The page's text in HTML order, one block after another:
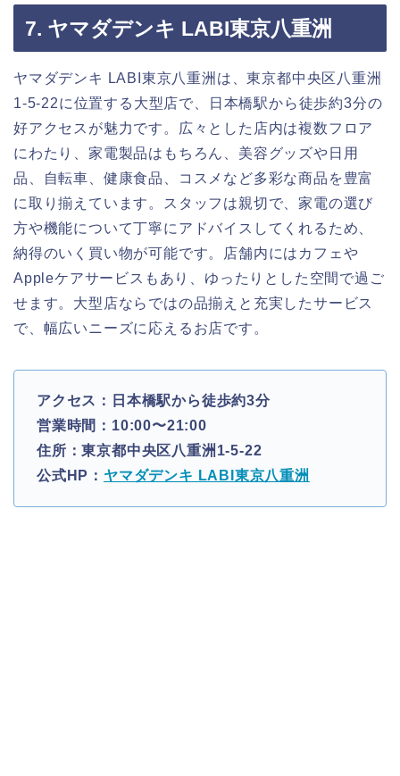
7. ヤマダデンキ LABI東京八重洲
ヤマダデンキ LABI東京八重洲は、東京都中央区八重洲
1-5-22に位置する大型店で、日本橋駅から徒歩約3分の
好アクセスが魅力です。広々とした店内は複数フロア
にわたり、家電製品はもちろん、美容グッズや日用
品、自転車、健康食品、コスメなど多彩な商品を豊富
に取り揃えています。スタッフは親切で、家電の選び
方や機能について丁寧にアドバイスしてくれるため、
納得のいく買い物が可能です。店舗内にはカフェや
Appleケアサービスもあり、ゆったりとした空間で過ご
せます。大型店ならではの品揃えと充実したサービス
で、幅広いニーズに応えるお店です。
アクセス：日本橋駅から徒歩約3分
営業時間：10:00〜21:00
住所：東京都中央区八重洲1-5-22
公式HP： ヤマダデンキ LABI東京八重洲